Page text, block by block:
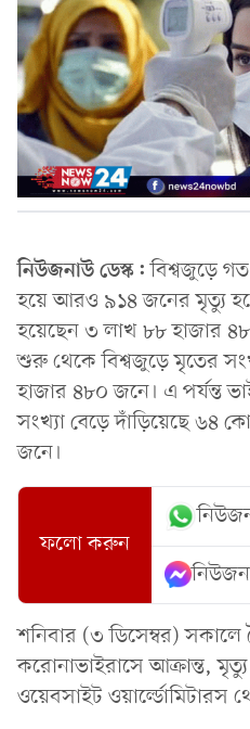
নিউজনাউ ডেস্ক:বিশ্বজুড়ে
হয়ে আরও ৯১৪ জনের মৃত্যু
হয়েছেন ৩ লাখ ৮৮ হাজার
শুরু থেকে বিশ্বজুড়ে মৃতের
হাজার ৪৮০ জনে। এ পর্যন্ত
সংখ্যা বেড়ে দাঁড়িয়েছে ৬৪
জনে।
ফলো করুন
শনিবার (৩ ডিসেম্বর) সকালে
করোনাভাইরাসে আক্রান্ত,
ওয়েবসাইট ওয়ার্ল্ডোমিটারস